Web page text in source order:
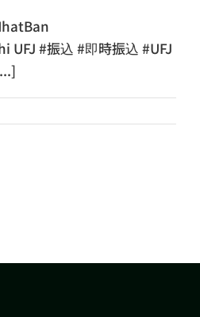
#振込 #即時振込 #UFJ